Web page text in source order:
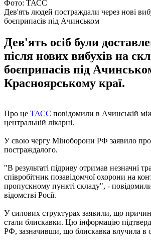
Фото: ТАСС
Дев'ять людей постраждали через нові
боєприпасів під Ачинськом
Дев'ять осіб були
після нових вибухів на
боєприпасів під
Красноярському краї.
Про це ТАСС повідомили в Ачинській
центральній лікарні.
У свою чергу Міноборони РФ заявило
постраждалого.
"В результаті підриву отримав незначні
співробітник позавідомчої охорони на
пропускному пункті складу", -
відомстві Росії.
У силових структурах заявили, що
стали блискавки. Цю інформацію
РФ, зазначивши, що блискавка влучила в